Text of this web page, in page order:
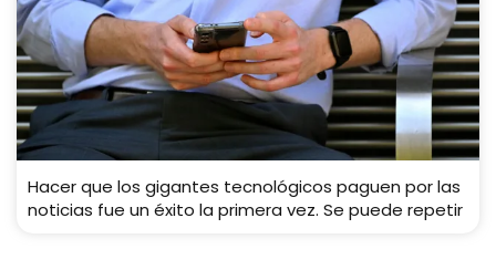
Hacer que los gigantes tecnológicos paguen por las
noticias fue un éxito la primera vez. Se puede repetir